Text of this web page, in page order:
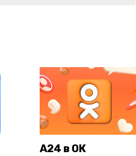
А24 в ОК